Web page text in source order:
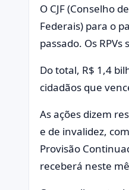
O CJF (Conselho
Federais) para o
passado. Os
Do total, R$ 1,4
cidadãos que
As ações dizem
e de invalidez,
Provisão
receberá neste